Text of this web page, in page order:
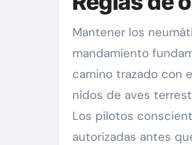
Mantener los
mandamiento
camino trazado con
nidos de aves
Los pilotos
autorizadas antes